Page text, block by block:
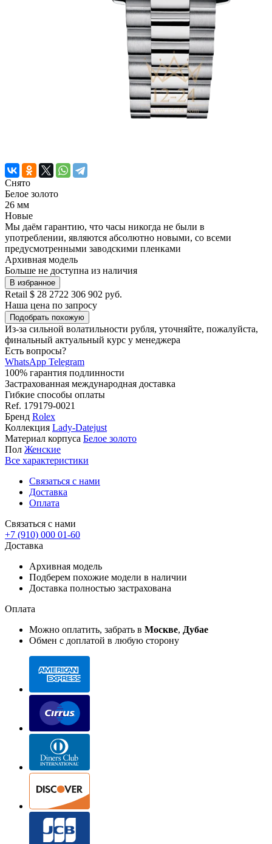
Снято
Белое золото
26 мм
Новые
Мы даём гарантию, что часы никогда не были в
употреблении, являются абсолютно новыми, со всеми
предусмотренными заводскими пленками
Архивная модель
Больше не доступна из наличия
В избранное
Retail $ 28 2722 306 902 руб.
Наша цена по запросу
Подобрать похожую
Из-за сильной волатильности рубля, уточняйте, пожалуйста,
финальный актуальный курс у менеджера
Есть вопросы?
WhatsApp Telegram
100% гарантия подлинности
Застрахованная международная доставка
Гибкие способы оплаты
Ref. 179179-0021
Бренд Rolex
Коллекция Lady-Datejust
Материал корпуса Белое золото
Пол Женские
Все характеристики
Связаться с нами
Доставка
Оплата
Связаться с нами
+7 (910) 000 01-60
Доставка
Архивная модель
Подберем похожие модели в наличии
Доставка полностью застрахована
Оплата
Можно оплатить, забрать в Москве, Дубае
Обмен с доплатой в любую сторону